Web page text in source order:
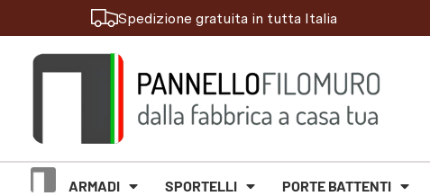
Spedizione gratuita in tutta Italia
ARMADI SPORTELLI PORTE BATTENTI